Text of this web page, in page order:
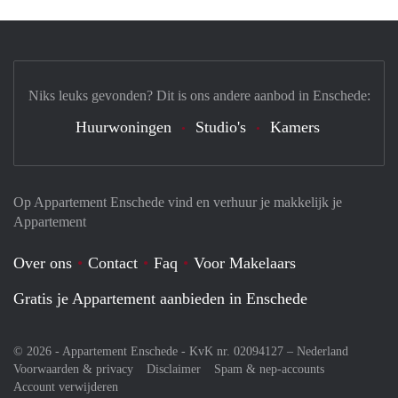
Op Appartement Enschede vind en verhuur je makkelijk je
Appartement
Over ons Contact Faq
Voor Makelaars
Gratis je Appartement aanbieden in Enschede
© 2026 - Appartement Enschede - KvK nr. 02094127 – Nederland
Voorwaarden & privacy
Disclaimer
Spam & nep-accounts
Account verwijderen
Niks leuks gevonden? Dit is ons andere aanbod in Enschede:
Huurwoningen Studio's Kamers